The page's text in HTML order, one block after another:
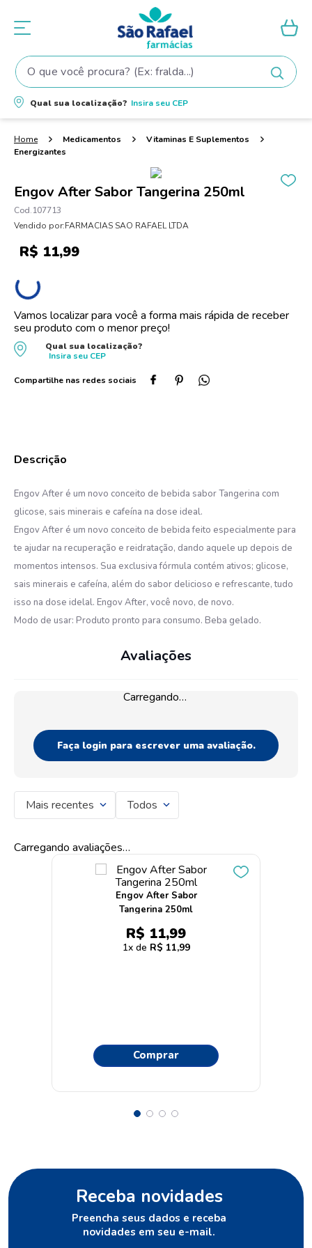
O que você procura? (Ex: fralda...)
Qual sua localização? Insira seu CEP
Medicamentos
Vitaminas E Suplementos
Energizantes
Engov After Sabor Tangerina 250ml
107713
Vendido por:FARMACIAS SAO RAFAEL LTDA
R$ 11,99
Vamos localizar para você a forma mais rápida de receber
seu produto com o menor preço!
Qual sua localização?
Insira seu CEP
Engov After é um novo conceito de bebida sabor Tangerina com
glicose, sais minerais e cafeína na dose ideal.
Engov After é um novo conceito de bebida feito especialmente para
te ajudar na recuperação e reidratação, dando aquele up depois de
momentos intensos. Sua exclusiva fórmula contém ativos; glicose,
sais minerais e cafeína, além do sabor delicioso e refrescante, tudo
isso na dose idelal. Engov After, você novo, de novo.
Modo de usar: Produto pronto para consumo. Beba gelado.
Avaliações
Carregando…
Faça login para escrever uma avaliação.
Mais recentes Todos
Carregando avaliações…
Engov After Sabor
Tangerina 250ml
R$ 11,99
1 R$ 11,99
Comprar
Receba novidades
Preencha seus dados e receba
novidades em seu e-mail.
Termos mais buscados
1º fralda
shampoo
3º fralda pampers
5º tintura cabelo
6º teste gravidez
7º oleo
º
9
10ºprotetor solar